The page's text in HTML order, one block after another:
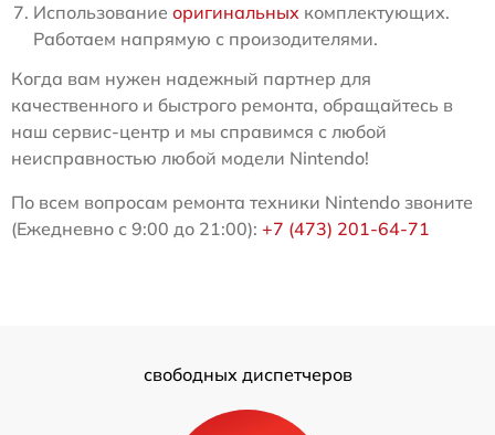
Использование оригинальных комплектующих.
Работаем напрямую с произодителями.
Когда вам нужен надежный партнер для
качественного и быстрого ремонта, обращайтесь в
наш сервис-центр и мы справимся с любой
неисправностью любой модели Nintendo!
По всем вопросам ремонта техники Nintendo звоните
(Ежедневно с 9:00 до 21:00): +7 (473) 201-64-71
свободных диспетчеров